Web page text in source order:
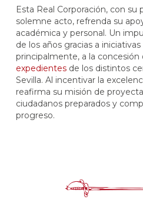
Esta Real Corporación, con su
solemne acto, refrenda su
académica y personal. Un
de los años gracias a
principalmente, a la concesión
expedientesde los distintos
Sevilla. Al incentivar la
reafirma su misión de
ciudadanos preparados y
progreso.